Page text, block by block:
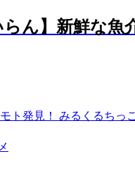
ん】新鮮な魚
ト発見！ みるくるちっ